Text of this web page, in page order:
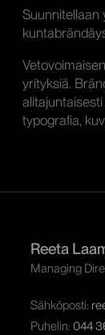
Suunnitellaan
yrityksiä.
typografia,
Reeta
Managing
Sähköposti:
Puhelin: 044